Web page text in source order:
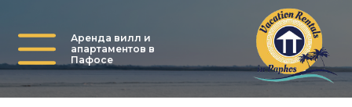
Аренда вилл и
апартаментов в
Пафосе